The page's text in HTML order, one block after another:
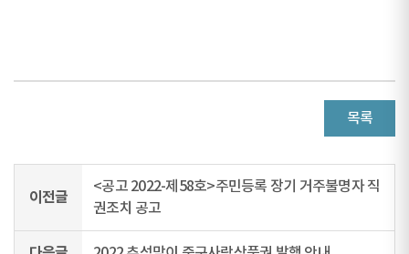
목록
이전글
<공고 2022-제58호>주민등록 장기 거주불명자 직
권조치 공고